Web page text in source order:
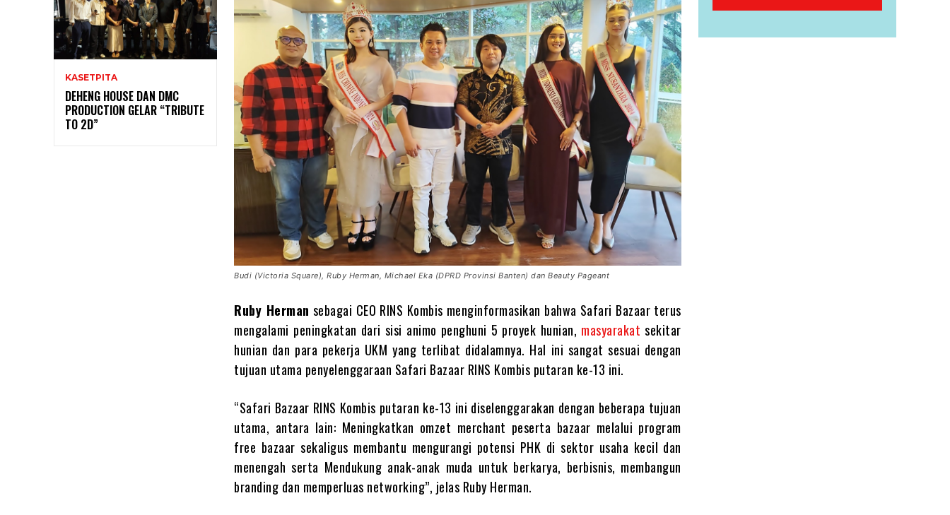
KASETPITA
DEHENG HOUSE DAN DMC
PRODUCTION GELAR “TRIBUTE
TO 2D”
Budi (Victoria Square), Ruby Herman, Michael Eka (DPRD Provinsi Banten) dan Beauty Pageant
Ruby Herman sebagai CEO RINS Kombis menginformasikan bahwa Safari Bazaar terus
mengalami peningkatan dari sisi animo penghuni 5 proyek hunian, masyarakat sekitar
hunian dan para pekerja UKM yang terlibat didalamnya. Hal ini sangat sesuai dengan
tujuan utama penyelenggaraan Safari Bazaar RINS Kombis putaran ke-13 ini.
“Safari Bazaar RINS Kombis putaran ke-13 ini diselenggarakan dengan beberapa tujuan
utama, antara lain: Meningkatkan omzet merchant peserta bazaar melalui program
free bazaar sekaligus membantu mengurangi potensi PHK di sektor usaha kecil dan
menengah serta Mendukung anak-anak muda untuk berkarya, berbisnis, membangun
branding dan memperluas networking”, jelas Ruby Herman.